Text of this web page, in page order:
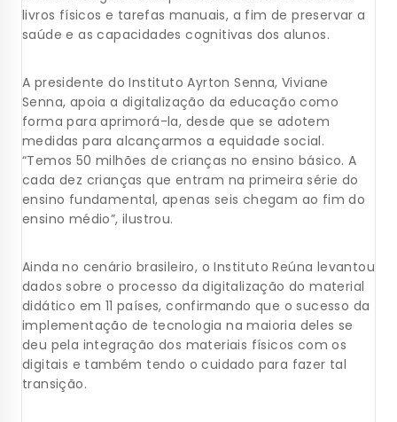
livros físicos e tarefas manuais, a fim de preservar a
saúde e as capacidades cognitivas dos alunos.
A presidente do Instituto Ayrton Senna, Viviane
Senna, apoia a digitalização da educação como
forma para aprimorá-la, desde que se adotem
medidas para alcançarmos a equidade social.
“Temos 50 milhões de crianças no ensino básico. A
cada dez crianças que entram na primeira série do
ensino fundamental, apenas seis chegam ao fim do
ensino médio”, ilustrou.
Ainda no cenário brasileiro, o Instituto Reúna levantou
dados sobre o processo da digitalização do material
didático em 11 países, confirmando que o sucesso da
implementação de tecnologia na maioria deles se
deu pela integração dos materiais físicos com os
digitais e também tendo o cuidado para fazer tal
transição.